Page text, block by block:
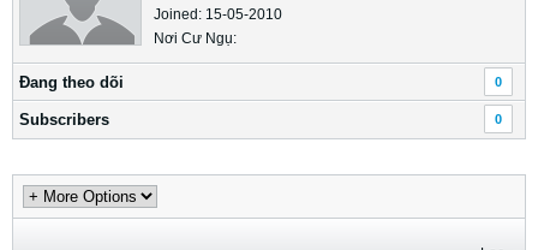
Joined: 15-05-2010
Nơi Cư Ngụ:
Ðang theo dõi 0
Subscribers 0